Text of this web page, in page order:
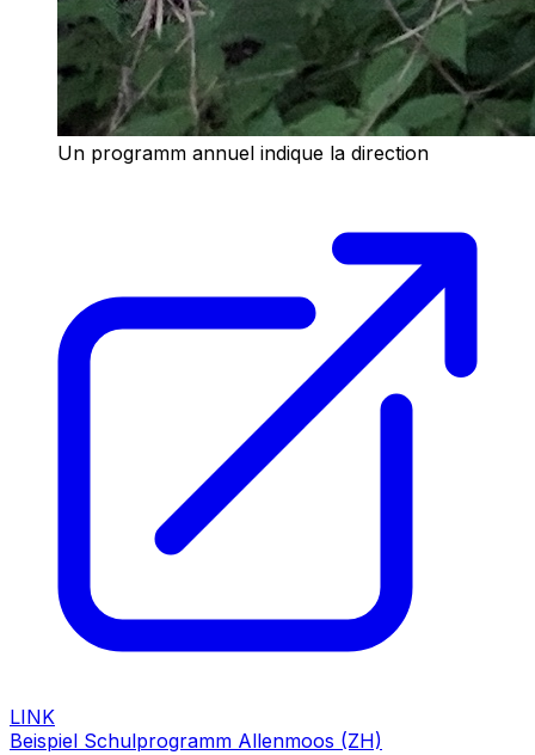
Un programm annuel indique la direction
LINK
Beispiel Schulprogramm Allenmoos (ZH)